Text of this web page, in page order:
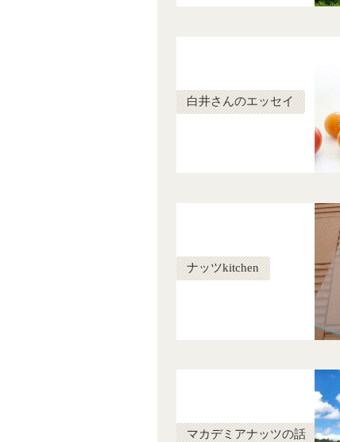
白井さんのエッセイ
ナッツkitchen
マカデミアナッツの話